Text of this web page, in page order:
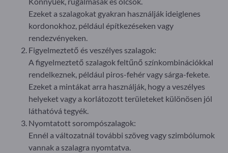
Ezeket a szalagokat gyakran használják ideiglenes
kordonokhoz, például építkezéseken vagy
rendezvényeken.
Figyelmeztető és veszélyes szalagok:
A figyelmeztető szalagok feltűnő színkombinációkkal
rendelkeznek, például piros-fehér vagy sárga-fekete.
Ezeket a mintákat arra használják, hogy a veszélyes
helyeket vagy a korlátozott területeket különösen jól
láthatóvá tegyék.
Nyomtatott sorompószalagok:
Ennél a változatnál további szöveg vagy szimbólumok
vannak a szalagra nyomtatva.